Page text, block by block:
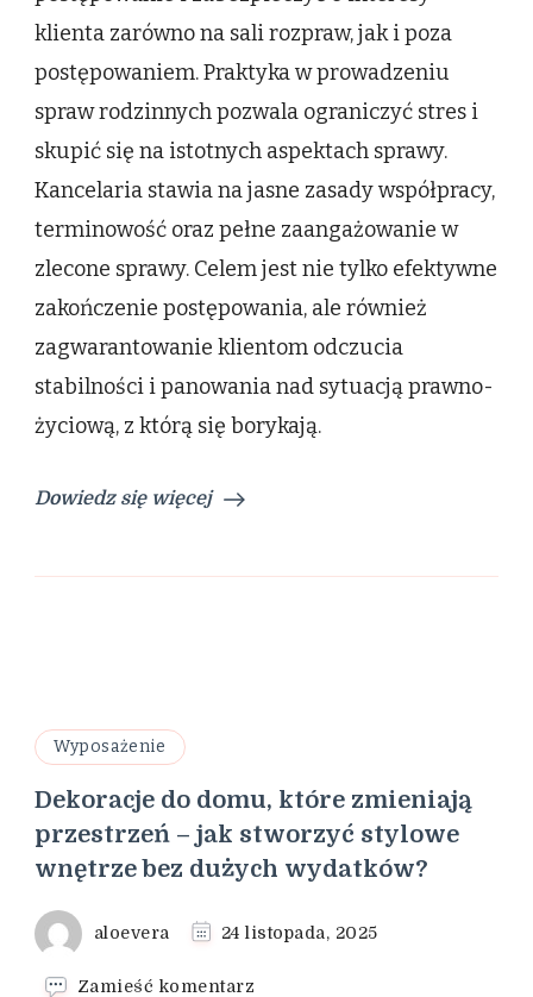
klienta zarówno na sali rozpraw, jak i poza
postępowaniem. Praktyka w prowadzeniu
spraw rodzinnych pozwala ograniczyć stres i
skupić się na istotnych aspektach sprawy.
Kancelaria stawia na jasne zasady współpracy,
terminowość oraz pełne zaangażowanie w
zlecone sprawy. Celem jest nie tylko efektywne
zakończenie postępowania, ale również
zagwarantowanie klientom odczucia
stabilności i panowania nad sytuacją prawno-
życiową, z którą się borykają.
Dowiedz się więcej
Wyposażenie
Dekoracje do domu, które zmieniają
przestrzeń – jak stworzyć stylowe
wnętrze bez dużych wydatków?
aloevera 24 listopada, 2025
Zamieść komentarz